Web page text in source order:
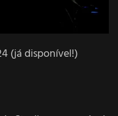
(já disponível!)